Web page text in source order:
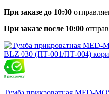
При заказе до 10:00
При заказе после 10:00
Тумба прикроватная MED-